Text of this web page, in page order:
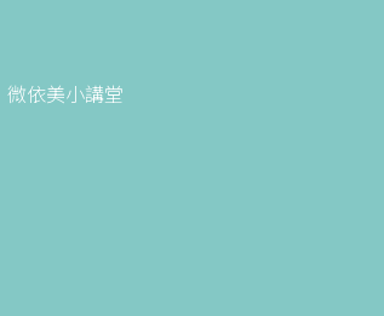
微依美小講堂